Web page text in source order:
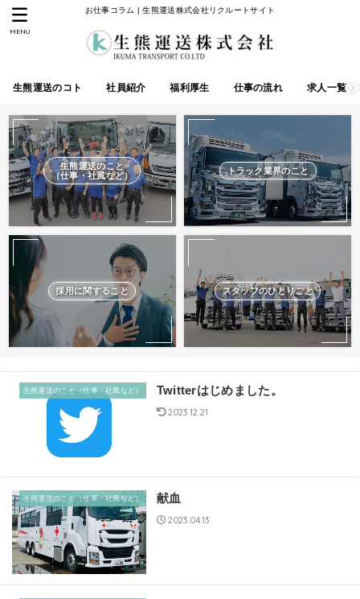
お仕事コラム | 生熊運送株式会社リクルートサイト
生熊運送のコト 社員紹介 福利厚生 仕事の流れ 求人一覧
MENU
生熊運送のこと
（仕事・社風など）
トラック業界のこと
採用に関すること スタッフのひとりごと
生熊運送のこと（仕事・社風など） Twitterはじめました。
2023.12.21
生熊運送のこと（仕事・社風など） 献血
2023.04.13